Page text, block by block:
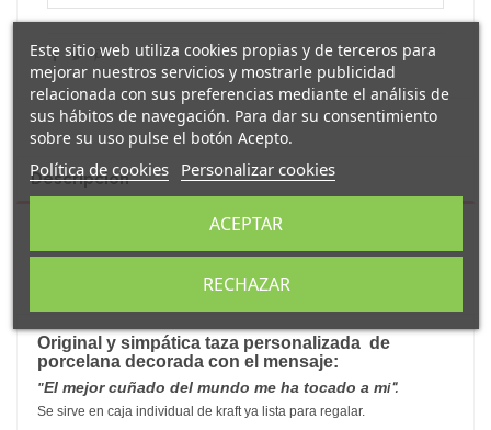
Descripción
Detalles del producto
Original y simpática taza personalizada de
porcelana decorada con el mensaje:
"El mejor cuñado del mundo me ha tocado a mi".
Se sirve en caja individual de kraft ya lista para regalar.
Este sitio web utiliza cookies propias y de terceros para
mejorar nuestros servicios y mostrarle publicidad
relacionada con sus preferencias mediante el análisis de
sus hábitos de navegación. Para dar su consentimiento
sobre su uso pulse el botón Acepto.
Política de cookies Personalizar cookies
RECHAZAR
ACEPTAR